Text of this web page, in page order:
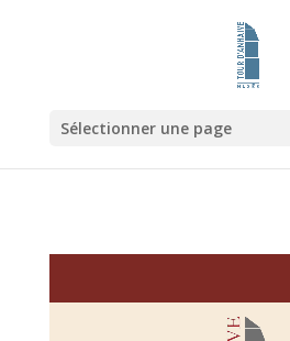
Sélectionner une page